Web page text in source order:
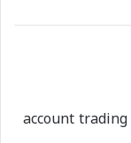
account trading